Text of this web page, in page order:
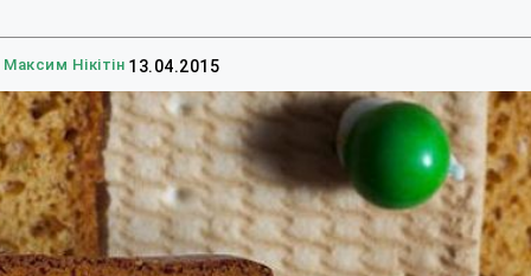
Максим Нікітін 13.04.2015